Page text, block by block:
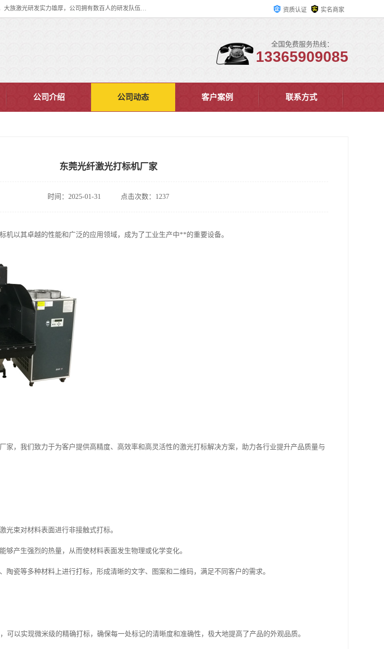
大族激光科技产业集团股份有限公司主营产品：大族激光光纤打标机、大族激光紫外打标机等，大族激光研发实力雄厚，公司拥有数百人的研发队伍，目前具有多项国际发明和国内、计算机软件着作权，多项核心技术处于国际成员之一水平，是世界上仅有的几家拥有"紫外激光"的公司之一。 资质认证 实名商家
全国免费服务热线：
13365909085
公司介绍 公司动态 客户案例 联系方式
东莞光纤激光打标机厂家
时间：2025-01-31 点击次数：1237
机以其卓越的性能和广泛的应用领域，成为了工业生产中**的重要设备。
家，我们致力于为客户提供高精度、高效率和高灵活性的激光打标解决方案，助力各行业提升产品质量与
光束对材料表面进行非接触式打标。
够产生强烈的热量，从而使材料表面发生物理或化学变化。
陶瓷等多种材料上进行打标，形成清晰的文字、图案和二维码，满足不同客户的需求。
可以实现微米级的精确打标，确保每一处标记的清晰度和准确性，极大地提高了产品的外观品质。